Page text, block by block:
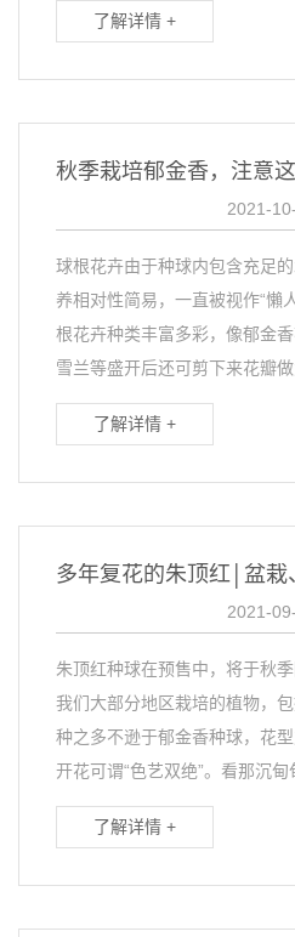
了解详情 +
2021-
球根花卉由于种球内包含充足
养相对性简易，一直被视作“懶
根花卉种类丰富多彩，像郁金
雪兰等盛开后还可剪下来花瓣做
了解详情 +
多年复花的朱顶红│盆
2021-
朱顶红种球在预售中，将于秋
我们大部分地区栽培的植物，
种之多不逊于郁金香种球，花
开花可谓“色艺双绝”。看那沉甸
了解详情 +